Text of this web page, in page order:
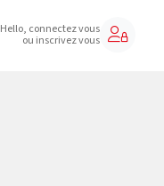
Hello, connectez vous
ou inscrivez vous